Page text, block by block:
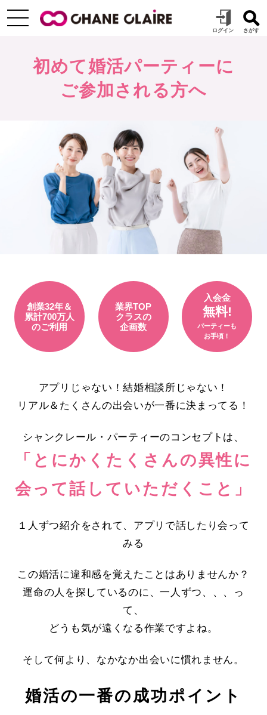
初めて婚活パーティーに
ご参加される方へ
創業32年＆
累計700万人
のご利用
業界TOP
クラスの
企画数
入会金
無料!
パーティーも
お手頃！
アプリじゃない！結婚相談所じゃない！
リアル＆たくさんの出会いが一番に決まってる！
シャンクレール・パーティーのコンセプトは、
「とにかくたくさんの異性に
会って話していただくこと」
１人ずつ紹介をされて、アプリで話したり会って
みる
この婚活に違和感を覚えたことはありませんか？
運命の人を探しているのに、一人ずつ、、、っ
て、
どうも気が遠くなる作業ですよね。
そして何より、なかなか出会いに慣れません。
婚活の一番の成功ポイント